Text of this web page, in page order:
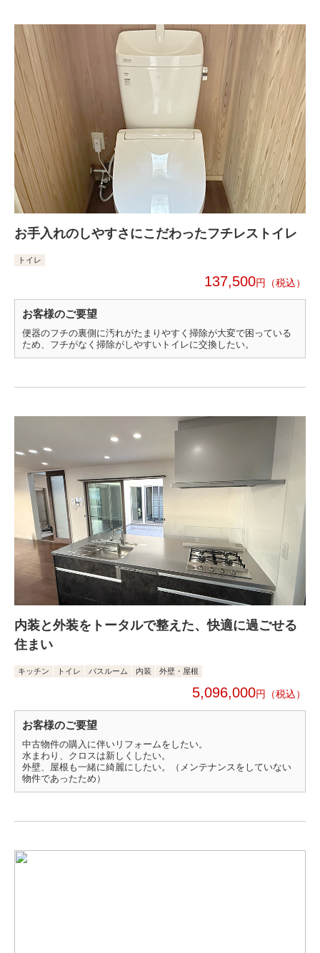
お手入れのしやすさにこだわったフチレストイレ
トイレ
137,500円
お客様のご要望
便器のフチの裏側に汚れがたまりやすく掃除が大変で困っている
ため、フチがなく掃除がしやすいトイレに交換したい。
内装と外装をトータルで整えた、快適に過ごせる
住まい
キッチン トイレ バスルーム 内装 外壁・屋根
5,096,000円
お客様のご要望
中古物件の購入に伴いリフォームをしたい。
水まわり、クロスは新しくしたい。
外壁、屋根も一緒に綺麗にしたい。（メンテナンスをしていない
物件であったため）